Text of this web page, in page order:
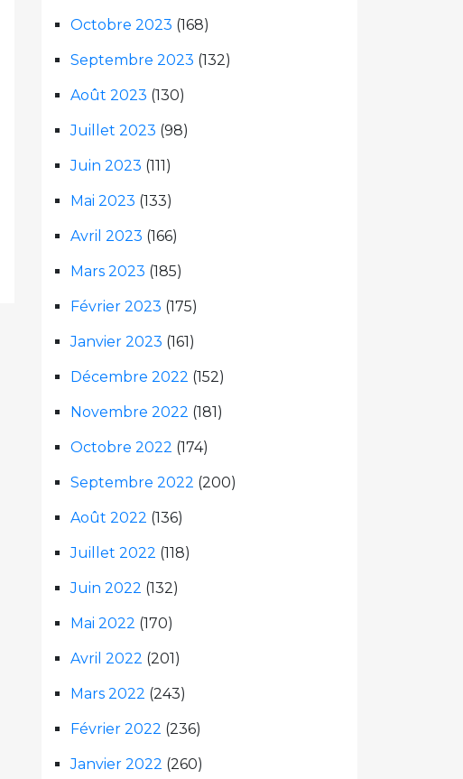
Octobre 2023 (168)
Septembre 2023 (132)
Août 2023 (130)
Juillet 2023 (98)
Juin 2023 (111)
Mai 2023 (133)
Avril 2023 (166)
Mars 2023 (185)
Février 2023 (175)
Janvier 2023 (161)
Décembre 2022 (152)
Novembre 2022 (181)
Octobre 2022 (174)
Septembre 2022 (200)
Août 2022 (136)
Juillet 2022 (118)
Juin 2022 (132)
Mai 2022 (170)
Avril 2022 (201)
Mars 2022 (243)
Février 2022 (236)
Janvier 2022 (260)